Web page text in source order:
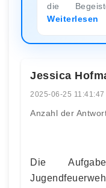
die
Weiterlesen
Jessica
2025-06-25 11:41:47
Anzahl der
Die